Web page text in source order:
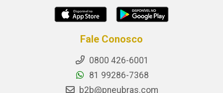
Fale Conosco
0800 426-6001
81 99286-7368
b2b@pneubras.com